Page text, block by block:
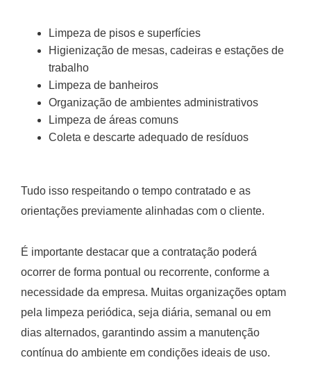
Limpeza de pisos e superfícies
Higienização de mesas, cadeiras e estações de
trabalho
Limpeza de banheiros
Organização de ambientes administrativos
Limpeza de áreas comuns
Coleta e descarte adequado de resíduos
Tudo isso respeitando o tempo contratado e as
orientações previamente alinhadas com o cliente.
É importante destacar que a contratação poderá
ocorrer de forma pontual ou recorrente, conforme a
necessidade da empresa. Muitas organizações optam
pela limpeza periódica, seja diária, semanal ou em
dias alternados, garantindo assim a manutenção
contínua do ambiente em condições ideais de uso.